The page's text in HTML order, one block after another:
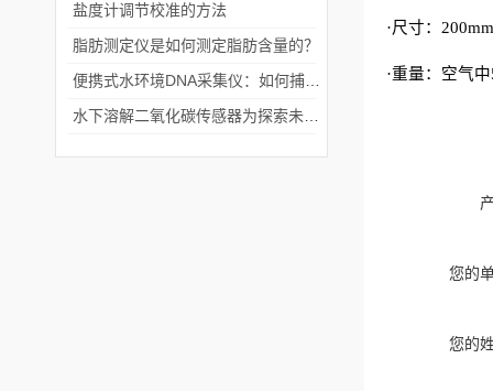
·尺寸： 200mm
·重量：空气中
您的
您的
盐度计调节校准的方法
脂肪测定仪是如何测定脂肪含量的？